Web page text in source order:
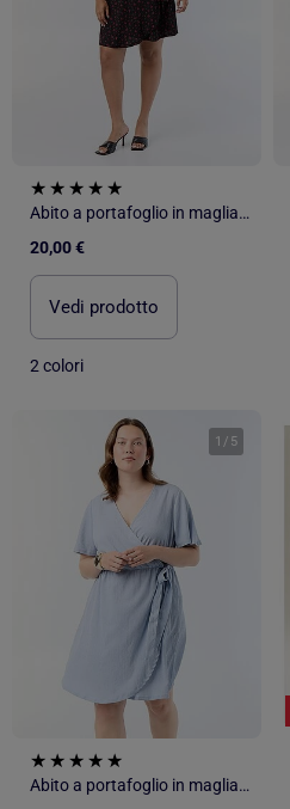
Abito a portafoglio in maglia goffrata
20,00 €
Vedi prodotto
2 colori
1 / 5
Abito a portafoglio in maglia goffrata